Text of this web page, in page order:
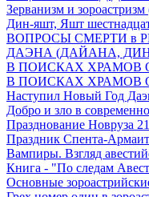
Зерванизм и
Дин-яшт, Яшт
ВОПРОСЫ СМЕРТИ в
ДАЭНА (ДАЙАНА,
В ПОИСКАХ ХРАМОВ
В ПОИСКАХ ХРАМОВ
Наступил Новый Год
Добро и зло в
Празднование Новруза
Праздник Спента-
Вампиры. Взгляд
Книга - "По следам
Основные